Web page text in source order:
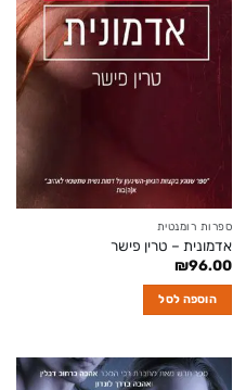
ספרות רומנטית
אדמונית – טרין פישר
₪96.00
הוספה לסל